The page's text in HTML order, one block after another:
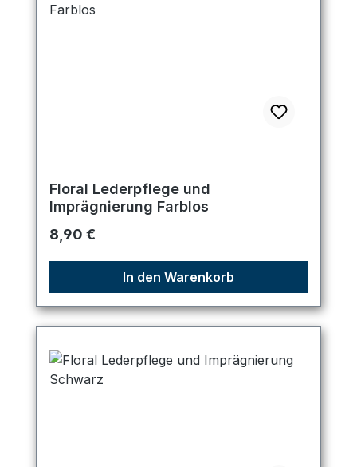
Floral Lederpflege und
Imprägnierung Farblos
Regulärer Preis:
8,90 €
In den Warenkorb